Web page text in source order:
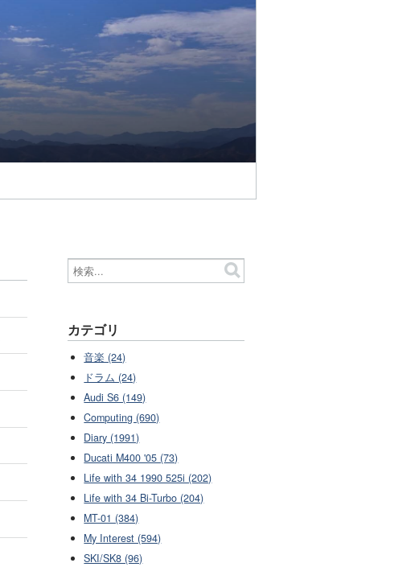
カテゴリ
音楽 (24)
ドラム (24)
Audi S6 (149)
Computing (690)
Diary (1991)
Ducati M400 '05 (73)
Life with 34 1990 525i (202)
Life with 34 Bi-Turbo (204)
MT-01 (384)
My Interest (594)
SKI/SK8 (96)